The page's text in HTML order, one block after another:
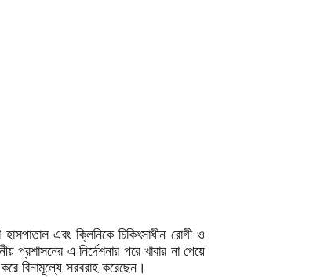
এবং ক্লিনিকে চিকিৎসাধীন রোগী ও
প্রশাসনের এ নির্দেশনার পরে খাবার না পেয়ে
বিনামূল্যে সরবরাহ করেছেন।